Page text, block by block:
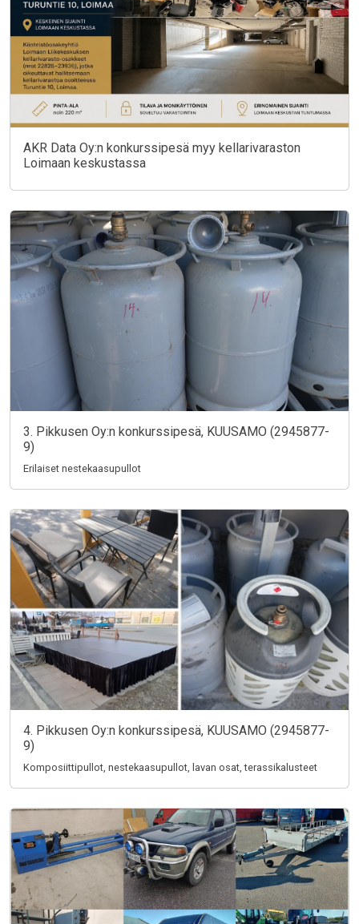
AKR Data Oy:n konkurssipesä myy kellarivaraston
Loimaan keskustassa
3. Pikkusen Oy:n konkurssipesä, KUUSAMO (2945877-
9)
Erilaiset nestekaasupullot
4. Pikkusen Oy:n konkurssipesä, KUUSAMO (2945877-
9)
Komposiittipullot, nestekaasupullot, lavan osat, terassikalusteet